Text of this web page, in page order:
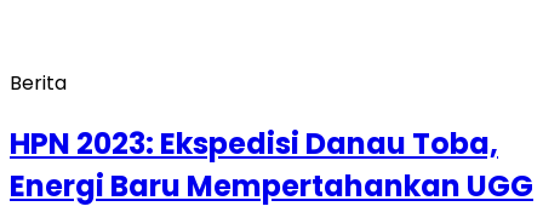
Berita
HPN 2023: Ekspedisi Danau Toba,
Energi Baru Mempertahankan UGG